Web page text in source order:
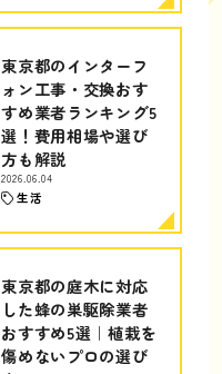
東京都のインターフ
ォン工事・交換おす
すめ業者ランキング5
選！費用相場や選び
方も解説
2026.06.04
生活
東京都の庭木に対応
した蜂の巣駆除業者
おすすめ5選｜植栽を
傷めないプロの選び